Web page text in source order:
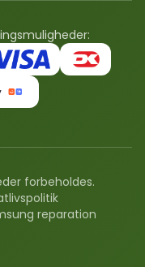
forbeholdes.
reparation